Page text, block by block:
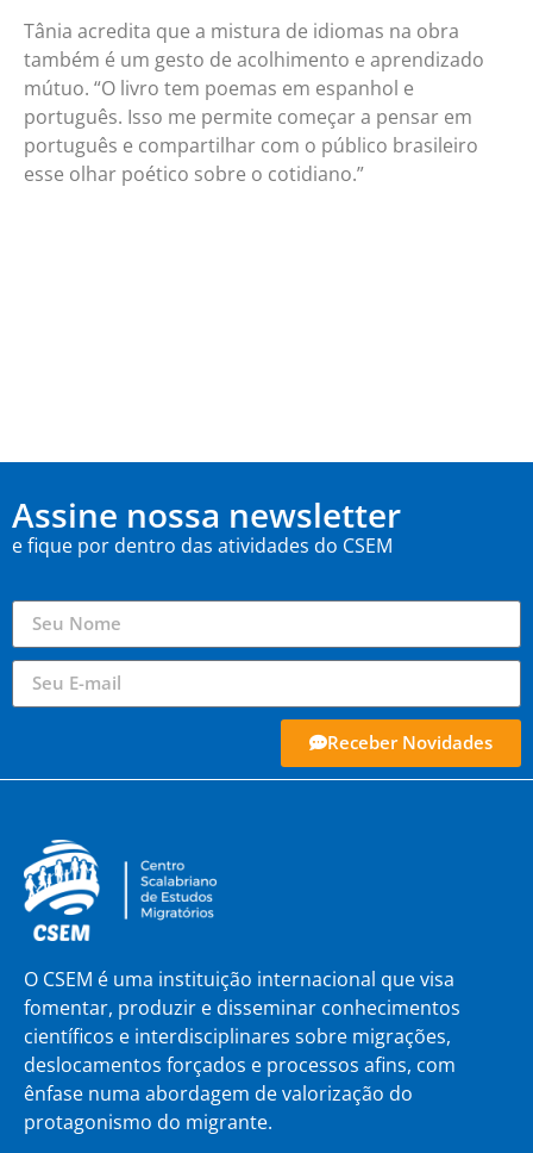
Tânia acredita que a mistura de idiomas na obra
também é um gesto de acolhimento e aprendizado
mútuo. “O livro tem poemas em espanhol e
português. Isso me permite começar a pensar em
português e compartilhar com o público brasileiro
esse olhar poético sobre o cotidiano.”
Assine nossa newsletter
e fique por dentro das atividades do CSEM
Receber Novidades
O CSEM é uma instituição internacional que visa
fomentar, produzir e disseminar conhecimentos
científicos e interdisciplinares sobre migrações,
deslocamentos forçados e processos afins, com
ênfase numa abordagem de valorização do
protagonismo do migrante.